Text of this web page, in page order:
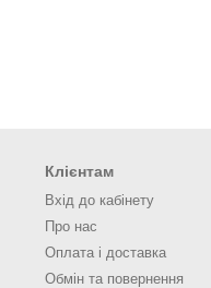
Клієнтам
Вхід до кабінету
Про нас
Оплата і доставка
Обмін та повернення